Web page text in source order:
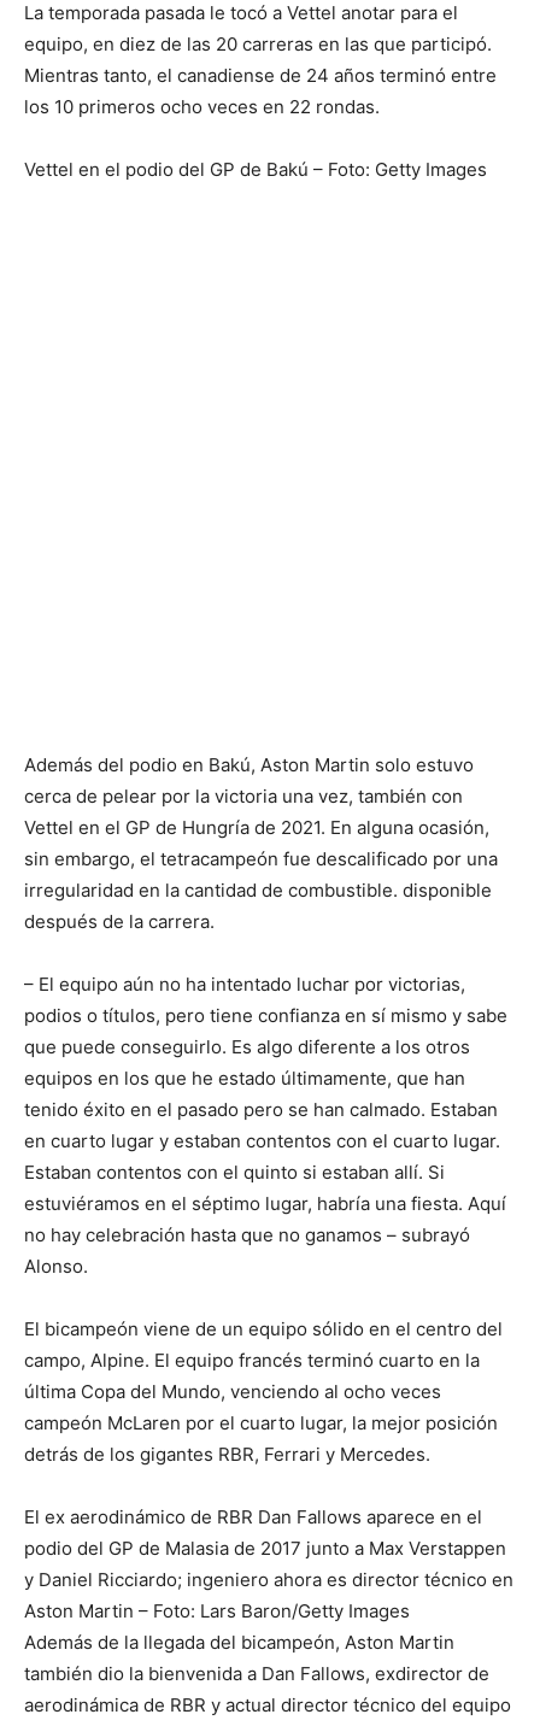
La temporada pasada le tocó a Vettel anotar para el
equipo, en diez de las 20 carreras en las que participó.
Mientras tanto, el canadiense de 24 años terminó entre
los 10 primeros ocho veces en 22 rondas.
Vettel en el podio del GP de Bakú – Foto: Getty Images
Además del podio en Bakú, Aston Martin solo estuvo
cerca de pelear por la victoria una vez, también con
Vettel en el GP de Hungría de 2021. En alguna ocasión,
sin embargo, el tetracampeón fue descalificado por una
irregularidad en la cantidad de combustible. disponible
después de la carrera.
– El equipo aún no ha intentado luchar por victorias,
podios o títulos, pero tiene confianza en sí mismo y sabe
que puede conseguirlo. Es algo diferente a los otros
equipos en los que he estado últimamente, que han
tenido éxito en el pasado pero se han calmado. Estaban
en cuarto lugar y estaban contentos con el cuarto lugar.
Estaban contentos con el quinto si estaban allí. Si
estuviéramos en el séptimo lugar, habría una fiesta. Aquí
no hay celebración hasta que no ganamos – subrayó
Alonso.
El bicampeón viene de un equipo sólido en el centro del
campo, Alpine. El equipo francés terminó cuarto en la
última Copa del Mundo, venciendo al ocho veces
campeón McLaren por el cuarto lugar, la mejor posición
detrás de los gigantes RBR, Ferrari y Mercedes.
El ex aerodinámico de RBR Dan Fallows aparece en el
podio del GP de Malasia de 2017 junto a Max Verstappen
y Daniel Ricciardo; ingeniero ahora es director técnico en
Aston Martin – Foto: Lars Baron/Getty Images
Además de la llegada del bicampeón, Aston Martin
también dio la bienvenida a Dan Fallows, exdirector de
aerodinámica de RBR y actual director técnico del equipo